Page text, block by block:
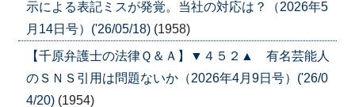
示による表記ミスが発覚。当社の対応は？（2026年5
月14日号）('26/05/18) (1958)
【千原弁護士の法律Ｑ＆Ａ】▼４５２▲ 有名芸能人
のＳＮＳ引用は問題ないか（2026年4月9日号）('26/0
4/20) (1954)